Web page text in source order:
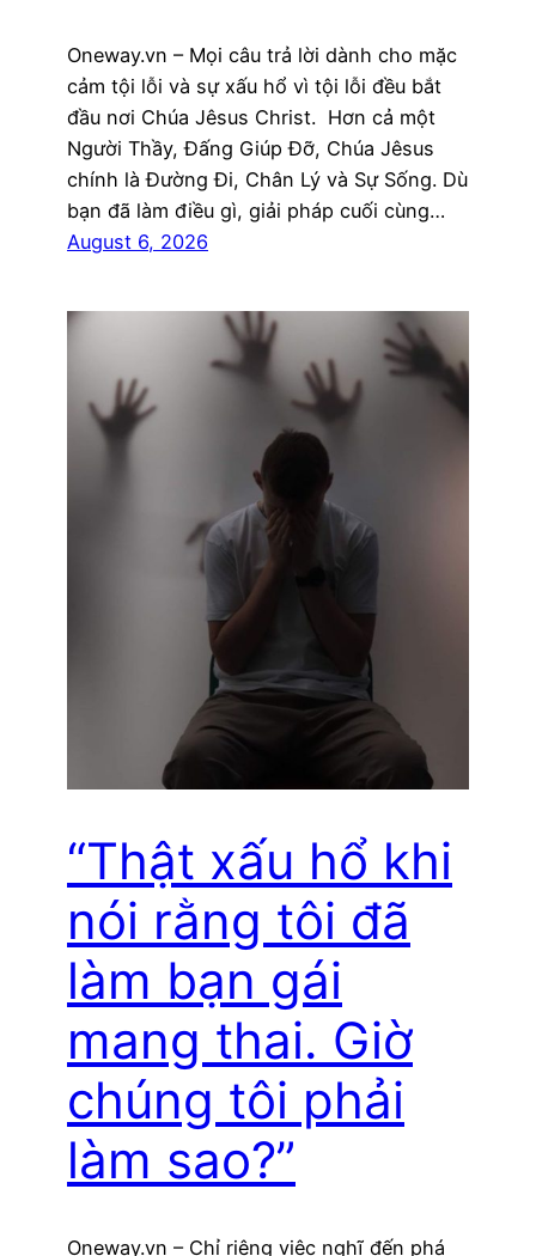
Oneway.vn – Mọi câu trả lời dành cho mặc
cảm tội lỗi và sự xấu hổ vì tội lỗi đều bắt
đầu nơi Chúa Jêsus Christ. Hơn cả một
Người Thầy, Đấng Giúp Đỡ, Chúa Jêsus
chính là Đường Đi, Chân Lý và Sự Sống. Dù
bạn đã làm điều gì, giải pháp cuối cùng…
August 6, 2026
“Thật xấu hổ khi
nói rằng tôi đã
làm bạn gái
mang thai. Giờ
chúng tôi phải
làm sao?”
Oneway.vn – Chỉ riêng việc nghĩ đến phá